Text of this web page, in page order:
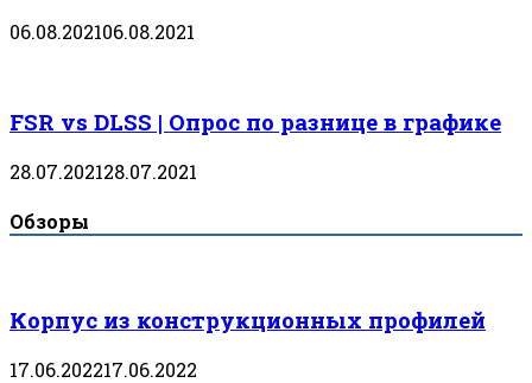
06.08.202106.08.2021
FSR vs DLSS | Опрос по разнице в графике
28.07.202128.07.2021
Обзоры
Корпус из конструкционных профилей
17.06.202217.06.2022